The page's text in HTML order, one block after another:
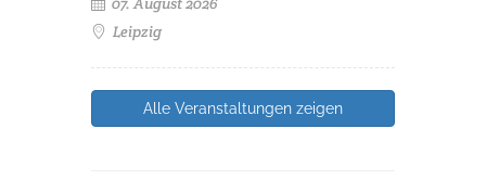
Leipzig
Alle Veranstaltungen zeigen